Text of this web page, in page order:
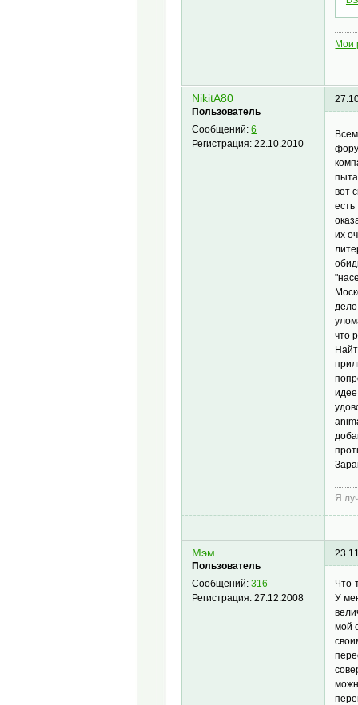
Мои
NikitA80
Пользователь
Сообщений:6
Регистрация:22.10.2010
вот
их
что
Я
Мэм
Пользователь
Сообщений:316
Регистрация:27.12.2008
Что-
У
мой